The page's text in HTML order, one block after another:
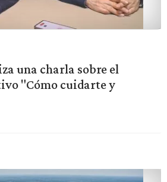
una charla sobre el
"Cómo cuidarte y